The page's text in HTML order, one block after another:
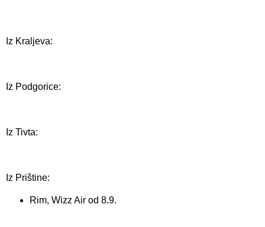
Iz Kraljeva:
Iz Podgorice:
Iz Tivta:
Iz Prištine:
Rim, Wizz Air od 8.9.